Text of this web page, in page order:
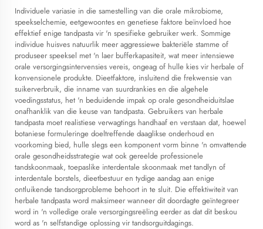
Individuele variasie in die samestelling van die orale mikrobiome,
speekselchemie, eetgewoontes en genetiese faktore beïnvloed hoe
effektief enige tandpasta vir 'n spesifieke gebruiker werk. Sommige
individue huisves natuurlik meer aggressiewe bakteriële stamme of
produseer speeksel met 'n laer bufferkapasiteit, wat meer intensiewe
orale versorgingsintervensies vereis, ongeag of hulle kies vir herbale of
konvensionele produkte. Dieetfaktore, insluitend die frekwensie van
suikerverbruik, die inname van suurdrankies en die algehele
voedingsstatus, het 'n beduidende impak op orale gesondheiduitslae
onafhanklik van die keuse van tandpasta. Gebruikers van herbale
tandpasta moet realistiese verwagtings handhaaf en verstaan dat, hoewel
botaniese formuleringe doeltreffende daaglikse onderhoud en
voorkoming bied, hulle slegs een komponent vorm binne 'n omvattende
orale gesondheidsstrategie wat ook gereelde professionele
tandskoonmaak, toepaslike interdentale skoonmaak met tandlyn of
interdentale borstels, dieetbestuur en tydige aandag aan enige
ontluikende tandsorgprobleme behoort in te sluit. Die effektiwiteit van
herbale tandpasta word maksimeer wanneer dit doordagte geïntegreer
word in 'n volledige orale versorgingsreëling eerder as dat dit beskou
word as 'n selfstandige oplossing vir tandsorguitdagings.